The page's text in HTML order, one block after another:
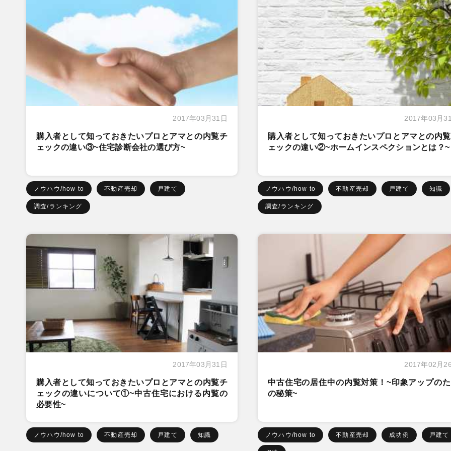
2017年03月31日
購入者として知っておきたいプロとアマとの内覧チ
ェックの違い③~住宅診断会社の選び方~
ノウハウ/how to 不動産売却 戸建て
調査/ランキング
2017年03月
購入者として知っておきたいプロとアマとの内
ェックの違い②~ホームインスペクションとは？~
ノウハウ/how to 不動産売却 戸建て 知識
調査/ランキング
2017年03月31日
購入者として知っておきたいプロとアマとの内覧チ
ェックの違いについて①~中古住宅における内覧の
必要性~
ノウハウ/how to 不動産売却 戸建て 知識
2017年02月
中古住宅の居住中の内覧対策！~印象アップの
の秘策~
ノウハウ/how to 不動産売却 成功例 戸建て